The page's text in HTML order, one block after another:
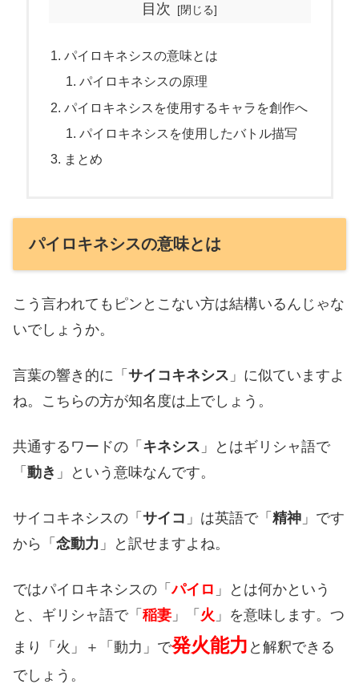
目次
パイロキネシスの意味とは
パイロキネシスの原理
パイロキネシスを使用するキャラを創作へ
パイロキネシスを使用したバトル描写
まとめ
パイロキネシスの意味とは
こう言われてもピンとこない方は結構いるんじゃな
いでしょうか。
言葉の響き的に「 サイコキネシス 」に似ていますよ
ね。こちらの方が知名度は上でしょう。
共通するワードの「 キネシス 」とはギリシャ語で
「 動き 」という意味なんです。
サイコキネシスの「 サイコ 」は英語で「 精神 」です
から「 念動力 」と訳せますよね。
ではパイロキネシスの「パイロ 」とは何かという
と、ギリシャ語で「 稲妻 」「 火 」を意味します。つ
まり「火」＋「動力」で発火能力 と解釈できる
でしょう。